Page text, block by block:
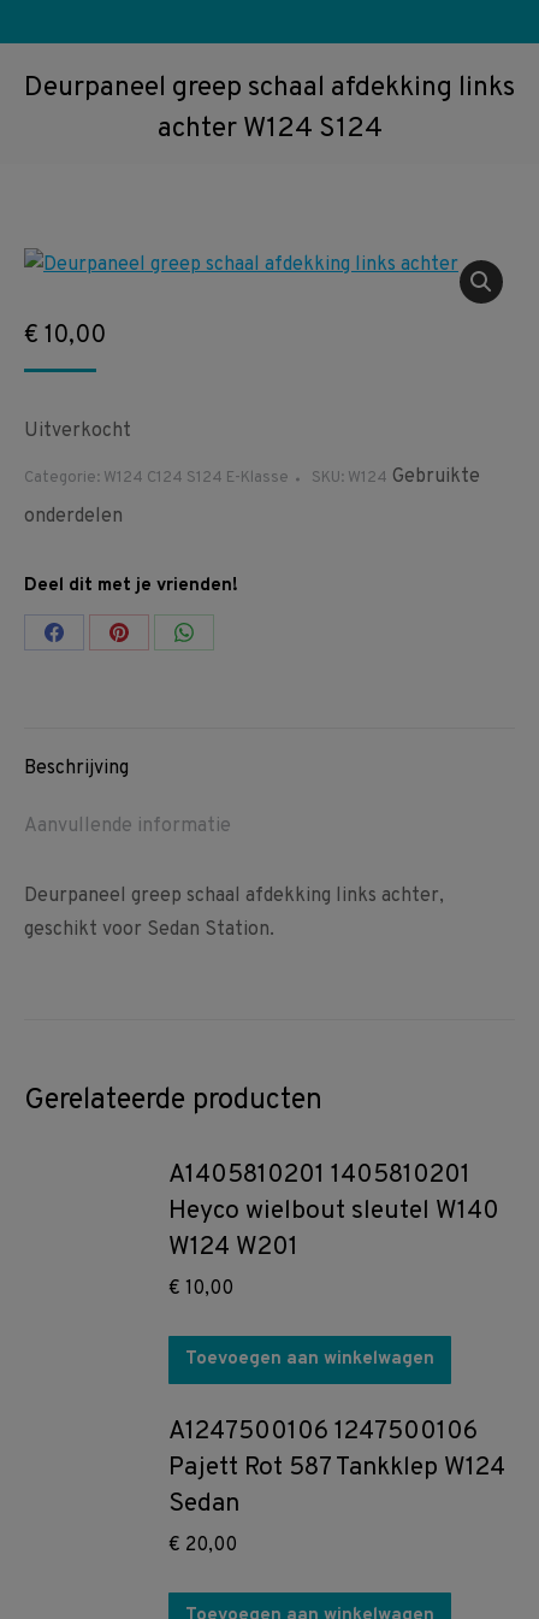
Deurpaneel greep schaal afdekking links
achter W124 S124
€ 10,00
Uitverkocht
Categorie: W124 C124 S124 E-Klasse SKU: W124 Gebruikte
onderdelen
Deel dit met je vrienden!
Share Share Share
Beschrijving
Aanvullende informatie
Deurpaneel greep schaal afdekking links achter,
geschikt voor Sedan Station.
Gerelateerde producten
A1405810201 1405810201
Heyco wielbout sleutel W140
W124 W201
€ 10,00
Toevoegen aan winkelwagen
A1247500106 1247500106
Pajett Rot 587 Tankklep W124
Sedan
€ 20,00